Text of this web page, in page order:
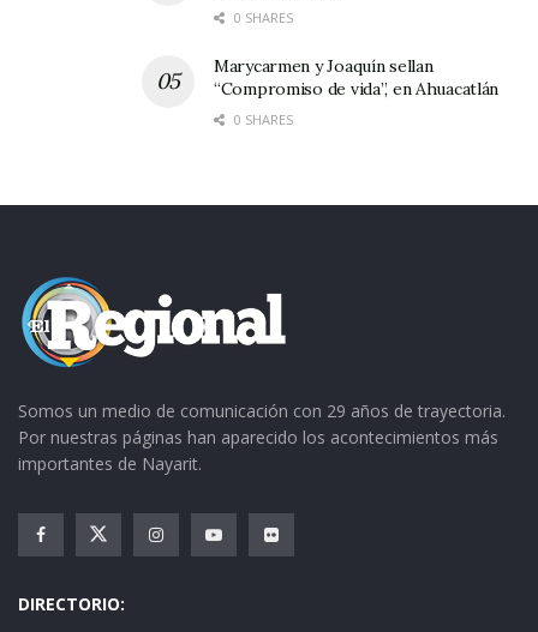
0 SHARES
Marycarmen y Joaquín sellan
“Compromiso de vida”, en Ahuacatlán
0 SHARES
Somos un medio de comunicación con 29 años de trayectoria.
Por nuestras páginas han aparecido los acontecimientos más
importantes de Nayarit.
DIRECTORIO: